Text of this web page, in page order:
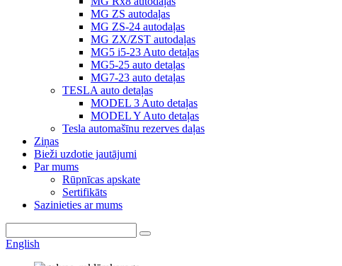
MG ZS autodaļas
MG ZS-24 autodaļas
MG ZX/ZST autodaļas
MG5 i5-23 Auto detaļas
MG5-25 auto detaļas
MG7-23 auto detaļas
TESLA auto detaļas
MODEL 3 Auto detaļas
MODEL Y Auto detaļas
Tesla automašīnu rezerves daļas
Ziņas
Bieži uzdotie jautājumi
Par mums
Rūpnīcas apskate
Sertifikāts
Sazinieties ar mums
English